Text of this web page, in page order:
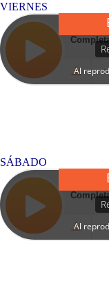
VIERNES
SÁBADO